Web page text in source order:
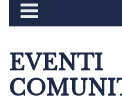
EVENTI